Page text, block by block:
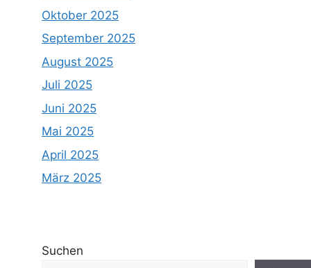
Oktober 2025
September 2025
August 2025
Juli 2025
Juni 2025
Mai 2025
April 2025
März 2025
Suchen